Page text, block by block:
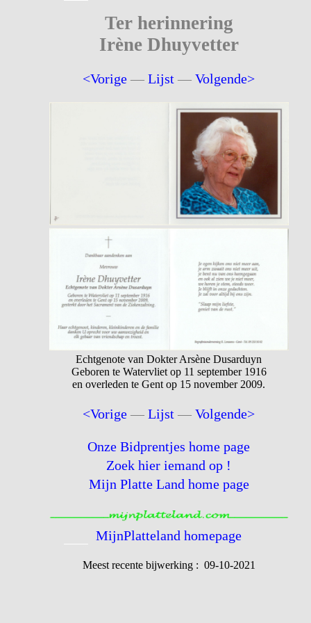
Ter herinnering
Irène Dhuyvetter
<Vorige —Lijst —Volgende>
Echtgenote van Dokter Arsène Dusarduyn
Geboren te Watervliet op 11 september 1916
en overleden te Gent op 15 november 2009.
<Vorige —Lijst —Volgende>
Onze Bidprentjes home page
Zoek hier iemand op !
Mijn Platte Land home page
MijnPlatteland homepage
Meest recente bijwerking : 09-10-2021